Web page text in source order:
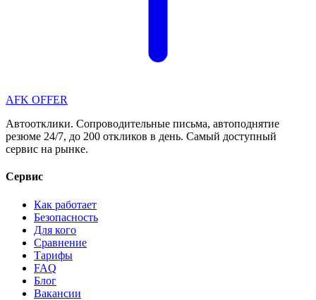
AFK OFFER
Автоотклики. Сопроводительные письма, автоподнятие
резюме 24/7, до 200 откликов в день. Самый доступный
сервис на рынке.
Сервис
Как работает
Безопасность
Для кого
Сравнение
Тарифы
FAQ
Блог
Вакансии